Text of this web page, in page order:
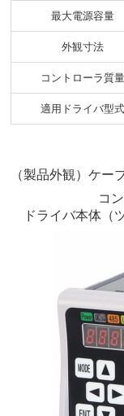
最大電源容量
外観寸法
コントローラ質量
適用ドライバ型式
（製品外観）ケー
コントロ
ドライバ本体（